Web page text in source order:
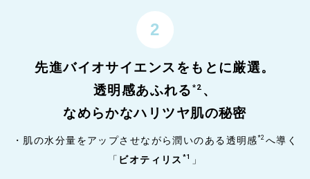
先進バイオサイエンスをもとに厳選。
透明感あふれる *2 、
なめらかなハリツヤ肌の秘密
・肌の水分量をアップさせながら潤いのある透明感*2 へ導く
「 ビオティリス *1 」